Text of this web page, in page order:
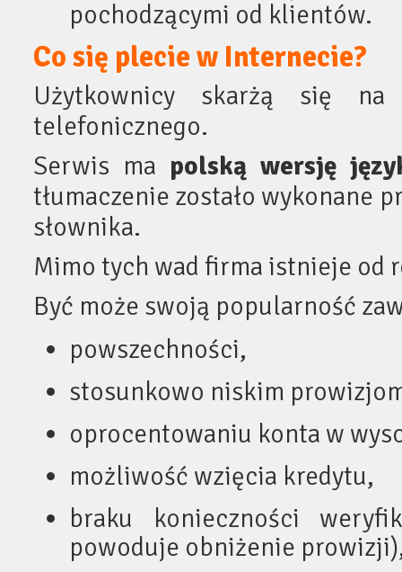
pochodzącymi od klientów.
Co się plecie w Internecie?
Użytkownicy skarżą się
telefonicznego.
Serwis ma polską wersję
tłumaczenie zostało wykonane
słownika.
Mimo tych wad firma istnieje od
Być może swoją popularność
powszechności,
stosunkowo niskim
oprocentowaniu konta w
możliwość wzięcia kredytu,
braku konieczności
powoduje obniżenie